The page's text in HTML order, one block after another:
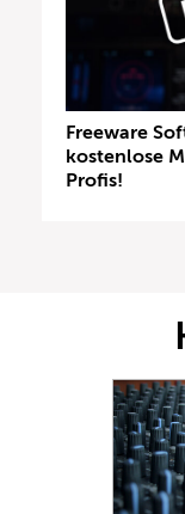
Freeware
kostenlose
Profis!